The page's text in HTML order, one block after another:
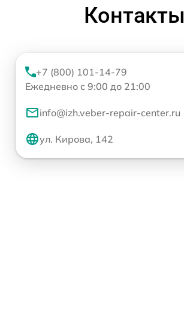
Контакты
+7 (800) 101-14-79
Ежедневно с 9:00 до 21:00
info@izh.veber-repair-center.ru
ул. Кирова, 142